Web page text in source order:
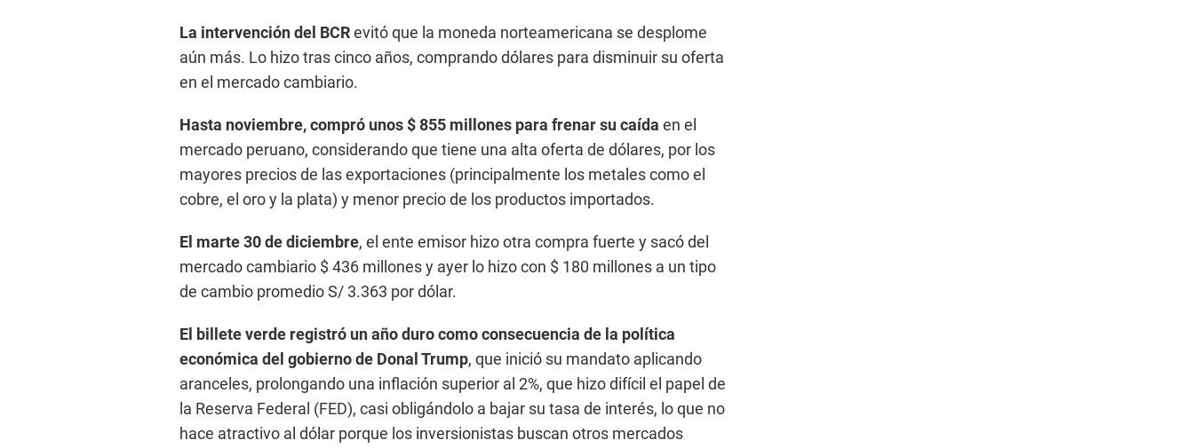
La intervención del BCRevitó que la moneda norteamericana se desplome
aún más. Lo hizo tras cinco años, comprando dólares para disminuir su oferta
en el mercado cambiario.
Hasta noviembre, compró unos $ 855 millones para frenar su caída en el
mercado peruano, considerando que tiene una alta oferta de dólares, por los
mayores precios de las exportaciones (principalmente los metales como el
cobre, el oro y la plata) y menor precio de los productos importados.
El marte 30 de diciembre, el ente emisor hizo otra compra fuerte y sacó del
mercado cambiario $ 436 millones y ayer lo hizo con $ 180 millones a un tipo
de cambio promedio S/ 3.363 por dólar.
El billete verde registró un año duro como consecuencia de la política
económica del gobierno de Donal Trump, que inició su mandato aplicando
aranceles, prolongando una inflación superior al 2%, que hizo difícil el papel de
la Reserva Federal (FED), casi obligándolo a bajar su tasa de interés, lo que no
hace atractivo al dólar porque los inversionistas buscan otros mercados